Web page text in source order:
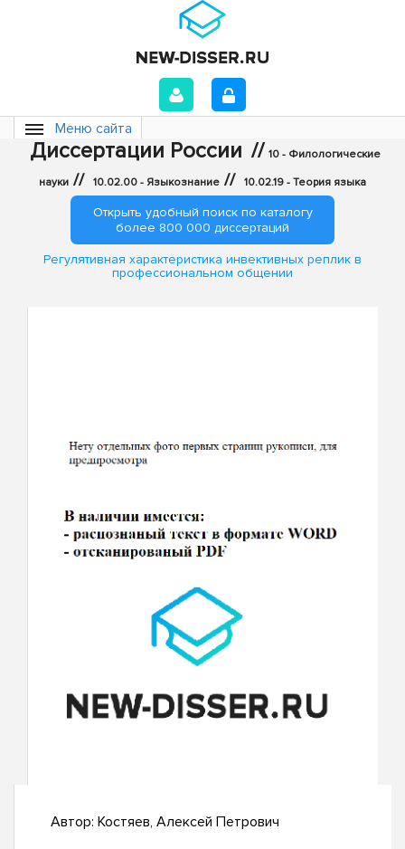
Меню сайта
Диссертации России // 10 - Филологические
науки // 10.02.00 - Языкознание // 10.02.19 - Теория языка
Открыть удобный поиск по каталогу
более 800 000 диссертаций
Регулятивная характеристика инвективных реплик в
профессиональном общении
Автор: Костяев, Алексей Петрович